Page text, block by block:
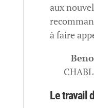
aux
à faire
Le travail